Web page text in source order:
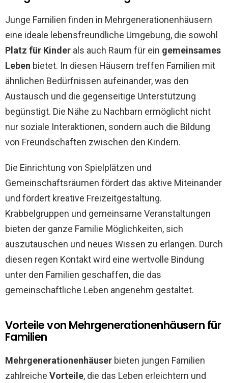
Junge Familien finden in Mehrgenerationenhäusern
eine ideale lebensfreundliche Umgebung, die sowohl
Platz für Kinder als auch Raum für ein gemeinsames
Leben bietet. In diesen Häusern treffen Familien mit
ähnlichen Bedürfnissen aufeinander, was den
Austausch und die gegenseitige Unterstützung
begünstigt. Die Nähe zu Nachbarn ermöglicht nicht
nur soziale Interaktionen, sondern auch die Bildung
von Freundschaften zwischen den Kindern.
Die Einrichtung von Spielplätzen und
Gemeinschaftsräumen fördert das aktive Miteinander
und fördert kreative Freizeitgestaltung.
Krabbelgruppen und gemeinsame Veranstaltungen
bieten der ganze Familie Möglichkeiten, sich
auszutauschen und neues Wissen zu erlangen. Durch
diesen regen Kontakt wird eine wertvolle Bindung
unter den Familien geschaffen, die das
gemeinschaftliche Leben angenehm gestaltet.
Vorteile von Mehrgenerationenhäusern für
Familien
Mehrgenerationenhäuser bieten jungen Familien
zahlreiche Vorteile, die das Leben erleichtern und